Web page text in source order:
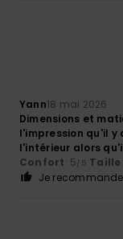
Yann18 mai 2026
Dimensions et
l'impression qu'il
l'intérieur alors
Confort: 5/5 Taille
Je